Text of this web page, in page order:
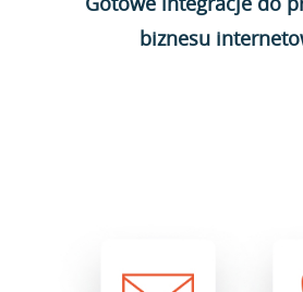
biznesu